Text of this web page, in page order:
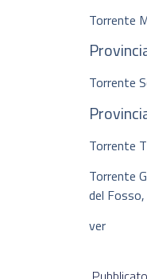
Torrente
Torrente
Torrente
Torrente
del
ver